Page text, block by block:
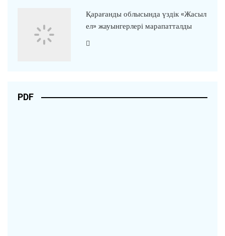
Қарағанды облысында үздік «Жасыл
ел» жауынгерлері марапатталды
PDF